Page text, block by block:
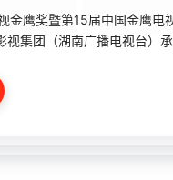
金鹰奖暨第15届中国金鹰电
视集团（湖南广播电视台）